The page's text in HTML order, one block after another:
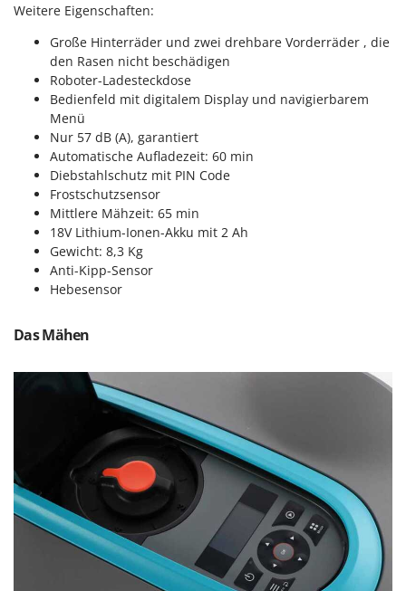
Partisani
Paterlini
Philips
Pramac
Prismafood
R.G.V.
Rato
Reber
Redback
Resto Italia
Ripartrak
Ritter
River Systems
Robomow
Rossofuoco
Rover Pompe
Royal Food
Ryobi
Weitere Eigenschaften:
Große Hinterräder und zwei drehbare Vorderräder , die
den Rasen nicht beschädigen
Roboter-Ladesteckdose
Bedienfeld mit digitalem Display und navigierbarem
Menü
Nur 57 dB (A), garantiert
Automatische Aufladezeit: 60 min
Diebstahlschutz mit PIN Code
Frostschutzsensor
Mittlere Mähzeit: 65 min
18V Lithium-Ionen-Akku mit 2 Ah
Gewicht: 8,3 Kg
Anti-Kipp-Sensor
Hebesensor
Das Mähen